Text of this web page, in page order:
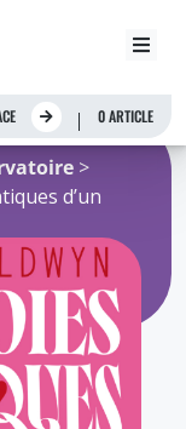
0 ARTICLE
>
d’un